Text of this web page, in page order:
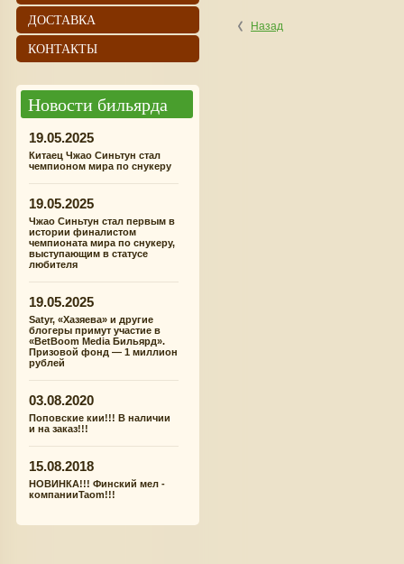
Назад
ДОСТАВКА
КОНТАКТЫ
Новости бильярда
19.05.2025
Китаец Чжао Синьтун стал
чемпионом мира по снукеру
19.05.2025
Чжао Синьтун стал первым в
истории финалистом
чемпионата мира по снукеру,
выступающим в статусе
любителя
19.05.2025
Satyr, «Хазяева» и другие
блогеры примут участие в
«BetBoom Media Бильярд».
Призовой фонд — 1 миллион
рублей
03.08.2020
Поповские кии!!! В наличии
и на заказ!!!
15.08.2018
НОВИНКА!!! Финский мел -
компанииTaom!!!